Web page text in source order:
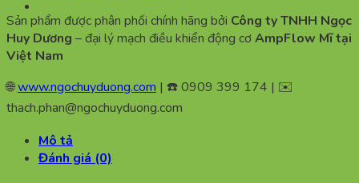
Sản phẩm được phân phối chính hãng bởi Công ty TNHH Ngọc
Huy Dương – đại lý mạch điều khiển động cơ AmpFlow Mĩ tại
Việt Nam
🌐www.ngochuyduong.com | ☎️ 0909 399 174 | ✉️
thach.phan@ngochuyduong.com
Mô tả
Đánh giá (0)